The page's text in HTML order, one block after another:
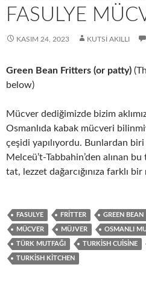
FASULYE
KASIM 24, 2023 KUTSI AKILLI
Green Bean Fritters (or patty)
below)
Mücver dediğimizde bizim
Osmanlıda kabak mücveri
çeşidi yapılıyordu. Bunlardan
Melceü’t-Tabbahin’den alınan
tat, lezzet dağarcığınıza farklı bir
FASULYE FRITTER GREEN BEAN
MÜCVER MÜJVER OSMANLI
TÜRK MUTFAĞI TURKISH CUISINE
TURKISH KITCHEN